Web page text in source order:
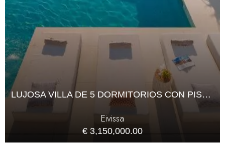
LUJOSA VILLA DE 5 DORMITORIOS CON PISCINA PRIVADA
Eivissa
€ 3,150,000.00